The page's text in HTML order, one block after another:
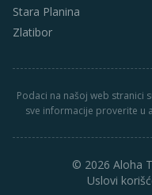
Stara Planina
Zlatibor
Podaci na našoj web stranici
sve informacije proverite u
© 2026 Aloha
Uslovi